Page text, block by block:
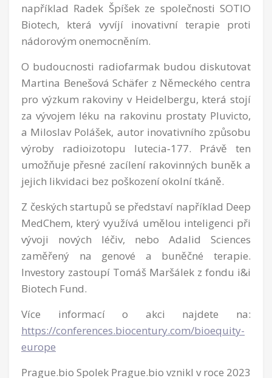
například Radek Špíšek ze společnosti SOTIO
Biotech, která vyvíjí inovativní terapie proti
nádorovým onemocněním.
O budoucnosti radiofarmak budou diskutovat
Martina Benešová Schäfer z Německého centra
pro výzkum rakoviny v Heidelbergu, která stojí
za vývojem léku na rakovinu prostaty Pluvicto,
a Miloslav Polášek, autor inovativního způsobu
výroby radioizotopu lutecia‑177. Právě ten
umožňuje přesné zacílení rakovinných buněk a
jejich likvidaci bez poškození okolní tkáně.
Z českých startupů se představí například Deep
MedChem, který využívá umělou inteligenci při
vývoji nových léčiv, nebo Adalid Sciences
zaměřený na genové a buněčné terapie.
Investory zastoupí Tomáš Maršálek z fondu i&i
Biotech Fund.
Více informací o akci najdete na:
https://conferences.biocentury.com/bioequity-
europe
Prague.bio Spolek Prague.bio vznikl v roce 2023